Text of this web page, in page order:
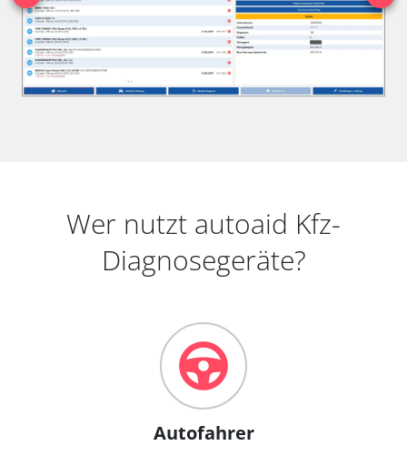
Wer nutzt autoaid Kfz-
Diagnosegeräte?
Autofahrer